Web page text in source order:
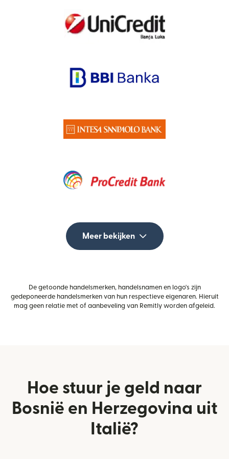
Meer bekijken
De getoonde handelsmerken, handelsnamen en logo's zijn
gedeponeerde handelsmerken van hun respectieve eigenaren. Hieruit
mag geen relatie met of aanbeveling van Remitly worden afgeleid.
Hoe stuur je geld naar
Bosnië en Herzegovina uit
Italië?